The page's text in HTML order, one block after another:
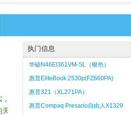
执门信息
华硕N46EI361VM-SL（银色）
惠普EliteBook 2530p(FZ660PA)
惠普321（XL271PA）
惠普Compaq Presario自由人X1329